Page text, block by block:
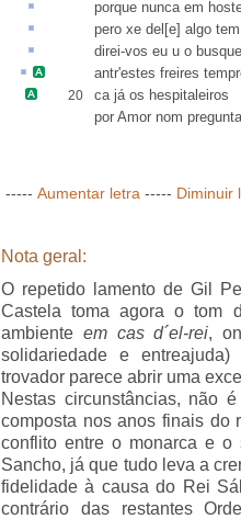
porque nunca em
pero xe del[e] algo
direi-vos eu u o
antr'estes freires
20 ca já os hespitaleiros
por Amor nom
----- Aumentar letra ----- Diminuir
Nota geral:
O repetido lamento de Gil
Castela toma agora o tom
ambiente em cas d´el-rei,
solidariedade e
trovador parece abrir uma
Nestas circunstâncias, não
composta nos anos finais do
conflito entre o monarca e
Sancho, já que tudo leva a
fidelidade à causa do Rei
contrário das restantes